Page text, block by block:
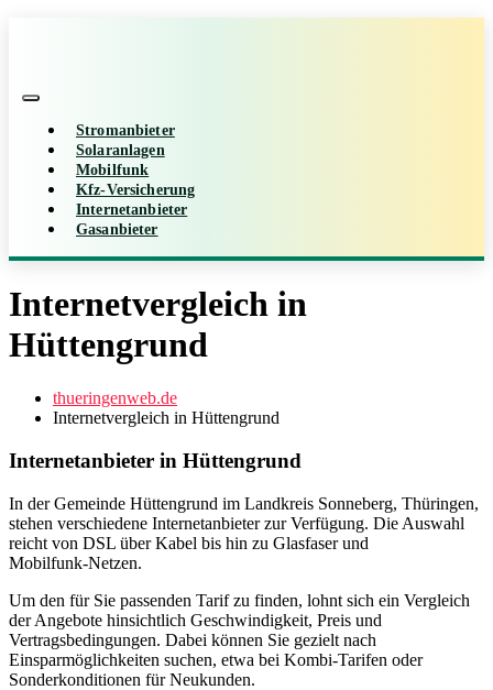
Stromanbieter
Solaranlagen
Mobilfunk
Kfz-Versicherung
Internetanbieter
Gasanbieter
Internetvergleich in
Hüttengrund
thueringenweb.de
Internetvergleich in Hüttengrund
Internetanbieter in Hüttengrund
In der Gemeinde Hüttengrund im Landkreis Sonneberg, Thüringen,
stehen verschiedene Internetanbieter zur Verfügung. Die Auswahl
reicht von DSL über Kabel bis hin zu Glasfaser und
Mobilfunk‑Netzen.
Um den für Sie passenden Tarif zu finden, lohnt sich ein Vergleich
der Angebote hinsichtlich Geschwindigkeit, Preis und
Vertragsbedingungen. Dabei können Sie gezielt nach
Einsparmöglichkeiten suchen, etwa bei Kombi‑Tarifen oder
Sonderkonditionen für Neukunden.